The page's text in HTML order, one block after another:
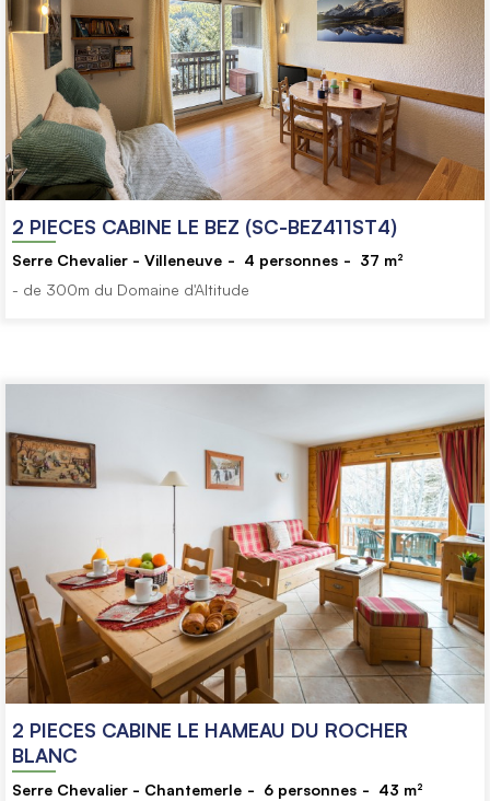
2 PIECES CABINE LE BEZ (SC-BEZ411ST4)
Serre Chevalier - Villeneuve 4 personnes 37 m²
- de 300m du Domaine d'Altitude
2 PIECES CABINE LE HAMEAU DU ROCHER
BLANC
Serre Chevalier - Chantemerle 6 personnes 43 m²